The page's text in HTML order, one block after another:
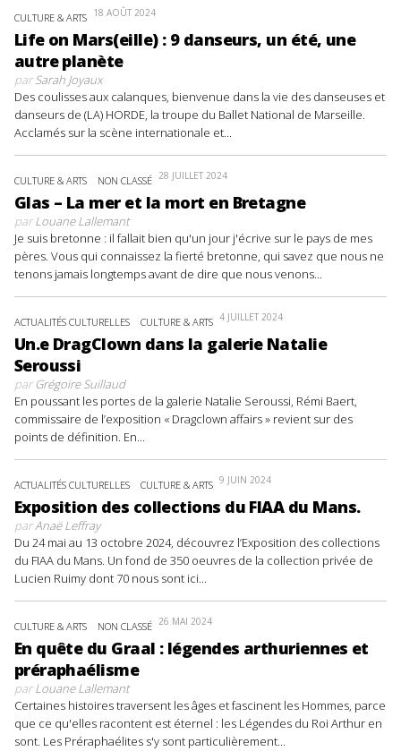
CULTURE & ARTS 18 AOÛT 2024
Life on Mars(eille) : 9 danseurs, un été, une
autre planète
parSarah Joyaux
Des coulisses aux calanques, bienvenue dans la vie des danseuses et
danseurs de (LA) HORDE, la troupe du Ballet National de Marseille.
Acclamés sur la scène internationale et...
CULTURE & ARTS NON CLASSÉ 28 JUILLET 2024
Glas – La mer et la mort en Bretagne
parLouane Lallemant
Je suis bretonne : il fallait bien qu'un jour j'écrive sur le pays de mes
pères. Vous qui connaissez la fierté bretonne, qui savez que nous ne
tenons jamais longtemps avant de dire que nous venons...
ACTUALITÉS CULTURELLES CULTURE & ARTS 4 JUILLET 2024
Un.e DragClown dans la galerie Natalie
Seroussi
parGrégoire Suillaud
En poussant les portes de la galerie Natalie Seroussi, Rémi Baert,
commissaire de l’exposition « Dragclown affairs » revient sur des
points de définition. En...
ACTUALITÉS CULTURELLES CULTURE & ARTS 9 JUIN 2024
Exposition des collections du FIAA du Mans.
parAnaë Leffray
Du 24 mai au 13 octobre 2024, découvrez l’Exposition des collections
du FIAA du Mans. Un fond de 350 oeuvres de la collection privée de
Lucien Ruimy dont 70 nous sont ici...
CULTURE & ARTS NON CLASSÉ 26 MAI 2024
En quête du Graal : légendes arthuriennes et
préraphaélisme
parLouane Lallemant
Certaines histoires traversent les âges et fascinent les Hommes, parce
que ce qu'elles racontent est éternel : les Légendes du Roi Arthur en
sont. Les Préraphaélites s'y sont particulièrement...